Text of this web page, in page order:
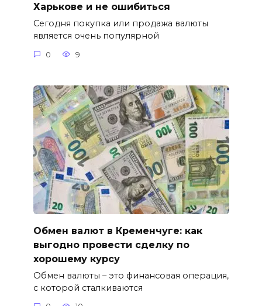
Харькове и не ошибиться
Сегодня покупка или продажа валюты
является очень популярной
0 9
Обмен валют в Кременчуге: как
выгодно провести сделку по
хорошему курсу
Обмен валюты – это финансовая операция,
с которой сталкиваются